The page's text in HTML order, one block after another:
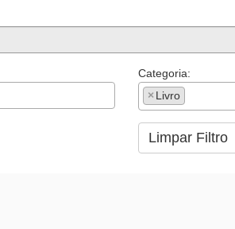
Categoria:
× Livro
Limpar Filtro